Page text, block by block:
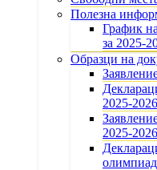
Полезна
График
за 2025-
Образци на
2025-2026
2025-2026